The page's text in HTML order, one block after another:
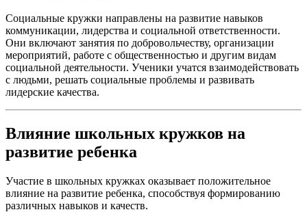
Социальные кружки направлены на развитие навыков
коммуникации, лидерства и социальной ответственности.
Они включают занятия по добровольчеству, организации
мероприятий, работе с общественностью и другим видам
социальной деятельности. Ученики учатся взаимодействовать
с людьми, решать социальные проблемы и развивать
лидерские качества.
Влияние школьных кружков на
развитие ребенка
Участие в школьных кружках оказывает положительное
влияние на развитие ребенка, способствуя формированию
различных навыков и качеств.